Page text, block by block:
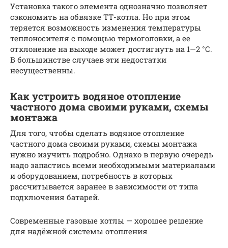
Установка такого элемента однозначно позволяет
сэкономить на обвязке ТТ-котла. Но при этом
теряется возможность изменения температуры
теплоносителя с помощью термоголовки, а ее
отклонение на выходе может достигнуть на 1—2 °С.
В большинстве случаев эти недостатки
несущественны.
Как устроить водяное отопление
частного дома своими руками, схемы
монтажа
Для того, чтобы сделать водяное отопление
частного дома своими руками, схемы монтажа
нужно изучить подробно. Однако в первую очередь
надо запастись всеми необходимыми материалами
и оборудованием, потребность в которых
рассчитывается заранее в зависимости от типа
подключения батарей.
Современные газовые котлы — хорошее решение
для надёжной системы отопления